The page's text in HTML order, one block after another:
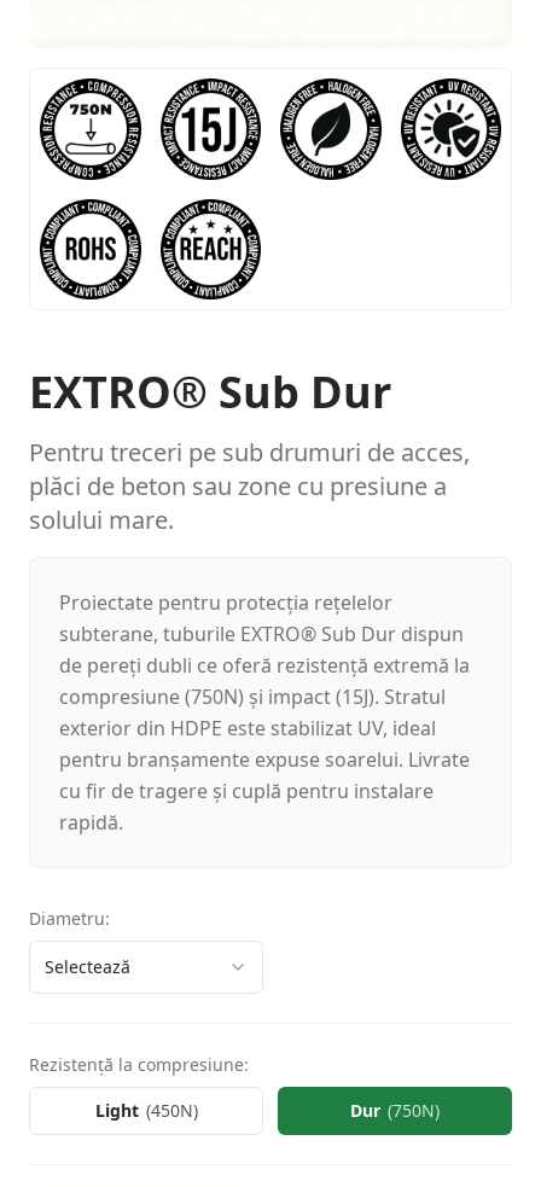
EXTRO® Sub Dur
Pentru treceri pe sub drumuri de acces,
plăci de beton sau zone cu presiune a
solului mare.
Proiectate pentru protecția rețelelor
subterane, tuburile EXTRO® Sub Dur dispun
de pereți dubli ce oferă rezistență extremă la
compresiune (750N) și impact (15J). Stratul
exterior din HDPE este stabilizat UV, ideal
pentru branșamente expuse soarelui. Livrate
cu fir de tragere și cuplă pentru instalare
rapidă.
Diametru:
Selectează
Rezistență la compresiune:
Light (450N) Dur (750N)